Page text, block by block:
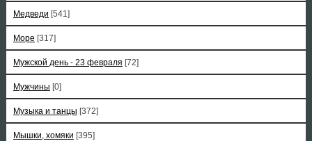
Медведи [541]
Море [317]
Мужской день - 23 февраля [72]
Мужчины [0]
Музыка и танцы [372]
Мышки, хомяки [395]